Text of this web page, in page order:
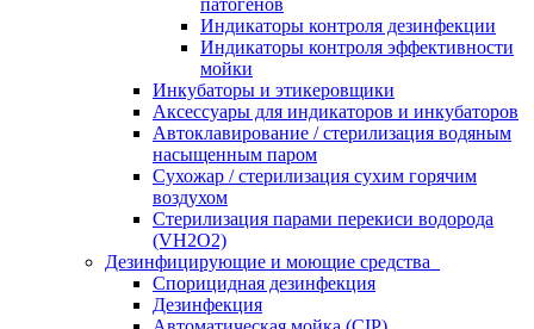
патогенов
Индикаторы контроля дезинфекции
Индикаторы контроля эффективности
мойки
Инкубаторы и этикеровщики
Аксессуары для индикаторов и инкубаторов
Автоклавирование / стерилизация водяным
насыщенным паром
Сухожар / стерилизация сухим горячим
воздухом
Стерилизация парами перекиси водорода
(VH2O2)
Дезинфицирующие и моющие средства
Спорицидная дезинфекция
Дезинфекция